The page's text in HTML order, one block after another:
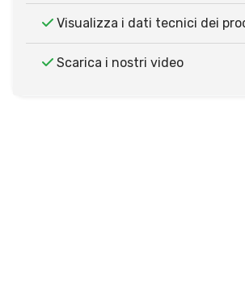
Visualizza i dati tecnici dei
Scarica i nostri video